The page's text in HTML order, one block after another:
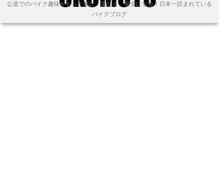
公道でのバイク趣味がもっと楽に、楽しく、安全になる！日本一読まれている
バイクブログ